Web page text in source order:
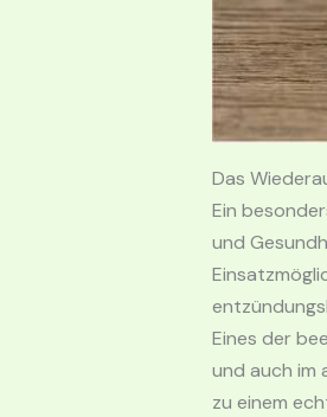
Das
Ein
und
Eines der
und auch im
zu einem